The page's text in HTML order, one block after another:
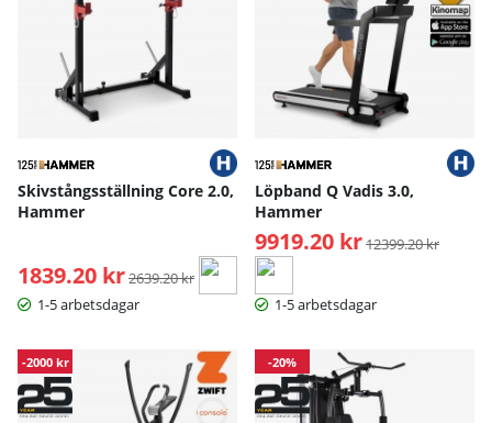
Skivstångsställning Core 2.0,
Hammer
1839.20 kr Ordinarie pris:
2639.20 kr
1-5 arbetsdagar
Löpband Q Vadis 3.0,
Hammer
9919.20 kr Ordinarie pris:
12399.20 kr
1-5 arbetsdagar
-2000 kr -20%